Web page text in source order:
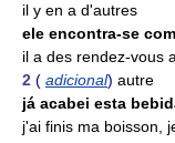
il y en a d'autres
ele encontra-se
il a des rendez-vous
2 ( adicional) autre
já acabei esta
j'ai finis ma boisson,